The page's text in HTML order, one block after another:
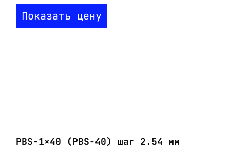
Показать цену
PBS-1×40 (PBS-40) шаг 2.54 мм